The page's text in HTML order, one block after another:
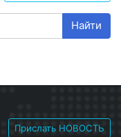
Найти
Прислать НОВОСТЬ